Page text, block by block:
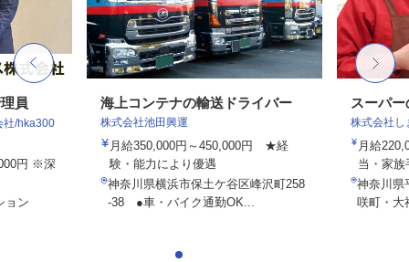
員
社/hka300
円 ※深
ョン
海上コンテナの輸送ドライバー
株式会社池田興運
月給350,000円～450,000円 ★経
験・能力により優遇
神奈川県横浜市保土ケ谷区峰沢町258
-38 ●車・バイク通勤OK...
スーパ
株式会社し
月給
当・家
神奈川県
咲町・大